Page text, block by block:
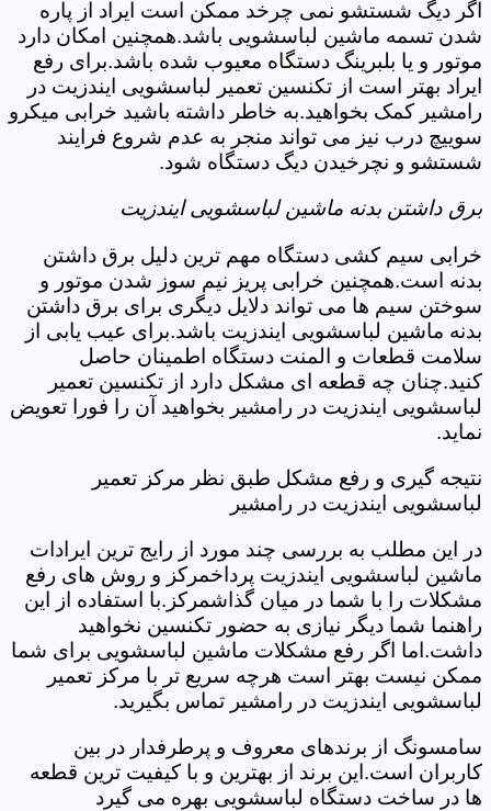
اگر دیگ شستشو نمی چرخد ممکن است ایراد از پاره
شدن تسمه ماشین لباسشویی باشد.همچنین امکان دارد
موتور و یا بلبرینگ دستگاه معیوب شده باشد.برای رفع
ایراد بهتر است از تکنسین تعمیر لباسشویی ایندزیت در
رامشیر کمک بخواهید.به خاطر داشته باشید خرابی میکرو
سوییچ درب نیز می تواند منجر به عدم شروع فرایند
شستشو و نچرخیدن دیگ دستگاه شود.
برق داشتن بدنه ماشین لباسشویی ایندزیت
خرابی سیم کشی دستگاه مهم ترین دلیل برق داشتن
بدنه است.همچنین خرابی پریز نیم سوز شدن موتور و
سوختن سیم ها می تواند دلایل دیگری برای برق داشتن
بدنه ماشین لباسشویی ایندزیت باشد.برای عیب یابی از
سلامت قطعات و المنت دستگاه اطمینان حاصل
کنید.چنان چه قطعه ای مشکل دارد از تکنسین تعمیر
لباسشویی ایندزیت در رامشیر بخواهید آن را فورا تعویض
نماید.
نتیجه گیری و رفع مشکل طبق نظر مرکز تعمیر
لباسشویی ایندزیت در رامشیر
در این مطلب به بررسی چند مورد از رایج ترین ایرادات
ماشین لباسشویی ایندزیت پرداخمرکز و روش های رفع
مشکلات را با شما در میان گذاشمرکز.با استفاده از این
راهنما شما دیگر نیازی به حضور تکنسین نخواهید
داشت.اما اگر رفع مشکلات ماشین لباسشویی برای شما
ممکن نیست بهتر است هرچه سریع تر با مرکز تعمیر
لباسشویی ایندزیت در رامشیر تماس بگیرید.
سامسونگ از برندهای معروف و پرطرفدار در بین
کاربران است.این برند از بهترین و با کیفیت ترین قطعه
ها در ساخت دستگاه لباسشویی بهره می گیرد